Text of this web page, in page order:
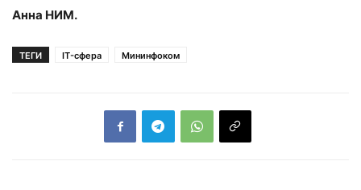
Анна НИМ.
ТЕГИ IT-сфера Мининфоком